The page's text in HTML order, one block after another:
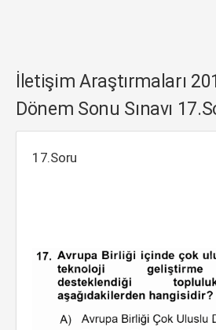
İletişim Araştırmaları
Dönem Sonu Sınavı
17.Soru